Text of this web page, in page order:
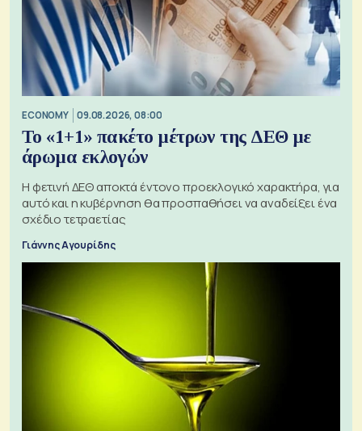
ECONOMY 09.08.2026, 08:00
Το «1+1» πακέτο μέτρων της ΔΕΘ με
άρωμα εκλογών
Η φετινή ΔΕΘ αποκτά έντονο προεκλογικό χαρακτήρα, για
αυτό και η κυβέρνηση θα προσπαθήσει να αναδείξει ένα
σχέδιο τετραετίας
Γιάννης Αγουρίδης